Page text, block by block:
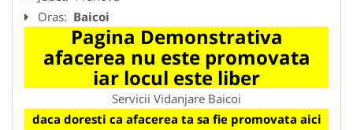
Oras: Baicoi
Pagina Demonstrativa
afacerea nu este promovata
iar locul este liber
Servicii Vidanjare Baicoi
daca doresti ca afacerea ta sa fie promovata aici